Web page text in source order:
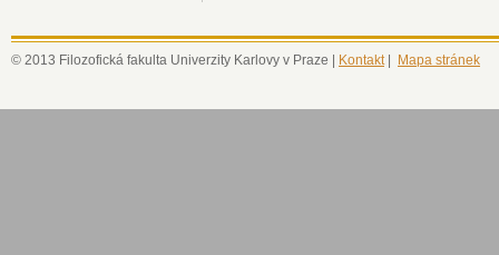
© 2013 Filozofická fakulta Univerzity Karlovy v Praze | Kontakt| Mapa stránek